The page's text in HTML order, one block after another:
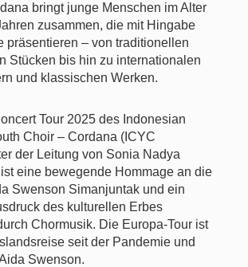
bringt junge Menschen im Alter
zusammen, die mit Hingabe
präsentieren – von traditionellen
Stücken bis hin zu internationalen
und klassischen Werken.
Tour 2025 des Indonesian
Choir – Cordana (ICYC
der Leitung von Sonia Nadya
eine bewegende Hommage an die
Swenson Simanjuntak und ein
des kulturellen Erbes
Chormusik. Die Europa-Tour ist
seit der Pandemie und
Swenson.